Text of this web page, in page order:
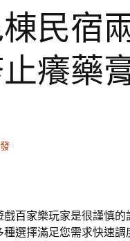
民宿
癢藥
戲百家樂玩家是很謹慎的
種選擇滿足您需求快速